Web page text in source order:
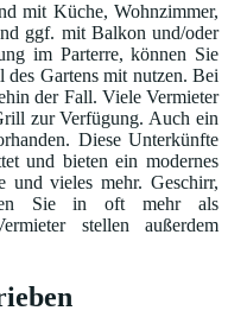
mit Küche, Wohnzimmer,
ggf. mit Balkon und/oder
im Parterre, können Sie
Gartens mit nutzen. Bei
der Fall. Viele Vermieter
zur Verfügung. Auch ein
Diese Unterkünfte
und bieten ein modernes
und vieles mehr. Geschirr,
Sie in oft mehr als
stellen außerdem